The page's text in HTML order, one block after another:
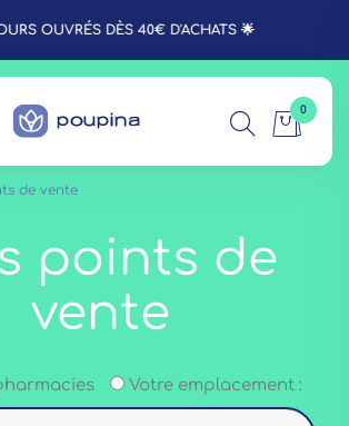
DÈS 40€ D'ACHATS 🌟
0
de vente
points de
vente
Votre emplacement :